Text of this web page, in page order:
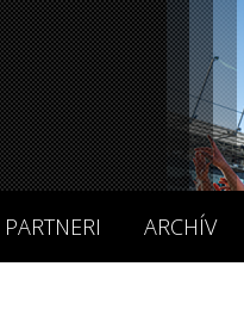
PARTNERI ARCHÍV